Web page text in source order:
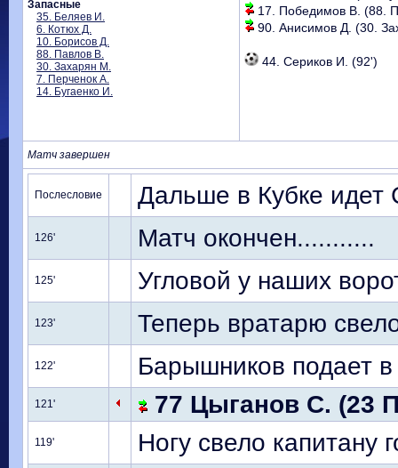
Запасные
35. Беляев И.
6. Котюх Д.
10. Борисов Д.
88. Павлов В.
30. Захарян М.
7. Перченок А.
14. Бугаенко И.
17. Победимов В. (88.
90. Анисимов Д. (30.
44. Сериков И. (92')
Матч завершен
Послесловие Дальше в Кубке идет
126' Матч окончен...........
125' Угловой у наших
123' Теперь вратарю
122' Барышников подает
121' 77 Цыганов С. (23
119' Ногу свело капитану